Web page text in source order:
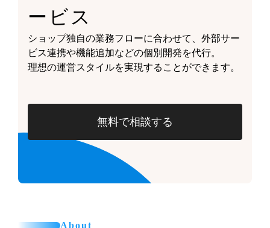
ービス
ショップ独自の業務フローに合わせて、外部サー
ビス連携や機能追加などの個別開発を代行。
理想の運営スタイルを実現することができます。
無料で相談する
About